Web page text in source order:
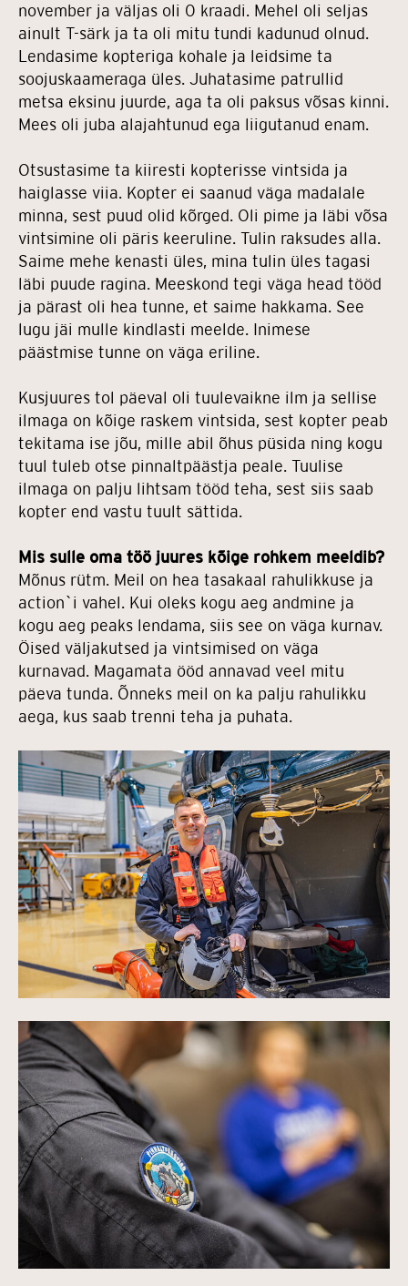
november ja väljas oli 0 kraadi. Mehel oli seljas
ainult T-särk ja ta oli mitu tundi kadunud olnud.
Lendasime kopteriga kohale ja leidsime ta
soojuskaameraga üles. Juhatasime patrullid
metsa eksinu juurde, aga ta oli paksus võsas kinni.
Mees oli juba alajahtunud ega liigutanud enam.
Otsustasime ta kiiresti kopterisse vintsida ja
haiglasse viia. Kopter ei saanud väga madalale
minna, sest puud olid kõrged. Oli pime ja läbi võsa
vintsimine oli päris keeruline. Tulin raksudes alla.
Saime mehe kenasti üles, mina tulin üles tagasi
läbi puude ragina. Meeskond tegi väga head tööd
ja pärast oli hea tunne, et saime hakkama. See
lugu jäi mulle kindlasti meelde. Inimese
päästmise tunne on väga eriline.
Kusjuures tol päeval oli tuulevaikne ilm ja sellise
ilmaga on kõige raskem vintsida, sest kopter peab
tekitama ise jõu, mille abil õhus püsida ning kogu
tuul tuleb otse pinnaltpäästja peale. Tuulise
ilmaga on palju lihtsam tööd teha, sest siis saab
kopter end vastu tuult sättida.
Mis sulle oma töö juures kõige rohkem meeldib?
Mõnus rütm. Meil on hea tasakaal rahulikkuse ja
action`i vahel. Kui oleks kogu aeg andmine ja
kogu aeg peaks lendama, siis see on väga kurnav.
Öised väljakutsed ja vintsimised on väga
kurnavad. Magamata ööd annavad veel mitu
päeva tunda. Õnneks meil on ka palju rahulikku
aega, kus saab trenni teha ja puhata.